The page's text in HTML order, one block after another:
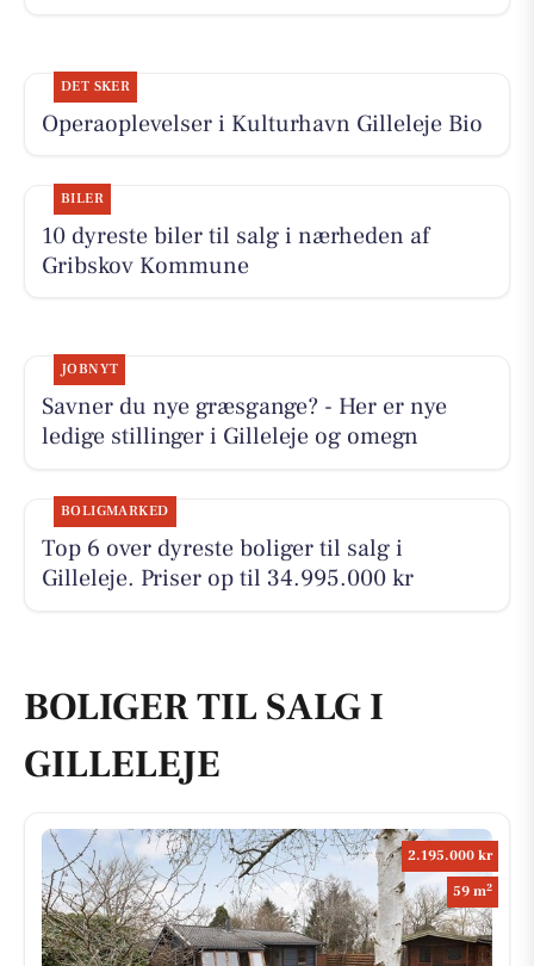
DET SKER
Operaoplevelser i Kulturhavn Gilleleje Bio
BILER
10 dyreste biler til salg i nærheden af
Gribskov Kommune
JOBNYT
Savner du nye græsgange? - Her er nye
ledige stillinger i Gilleleje og omegn
BOLIGMARKED
Top 6 over dyreste boliger til salg i
Gilleleje. Priser op til 34.995.000 kr
BOLIGER TIL SALG I
GILLELEJE
2.195.000 kr
59 m2